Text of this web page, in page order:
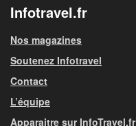
Infotravel.fr
Nos magazines
Soutenez Infotravel
Contact
L’équipe
Apparaitre sur InfoTravel.fr